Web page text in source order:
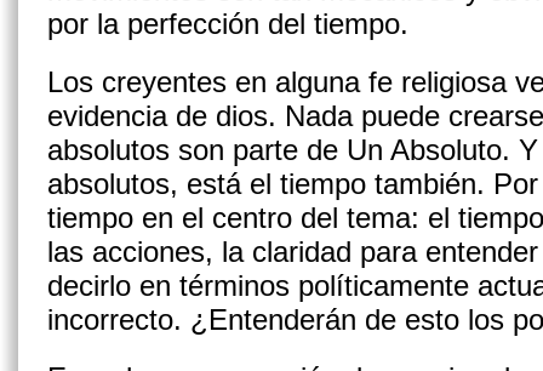
por la perfección del tiempo.
Los creyentes en alguna fe religiosa
evidencia de dios. Nada puede
absolutos son parte de Un Absoluto.
absolutos, está el tiempo también.
tiempo en el centro del tema: el
las acciones, la claridad para
decirlo en términos políticamente
incorrecto. ¿Entenderán de esto los